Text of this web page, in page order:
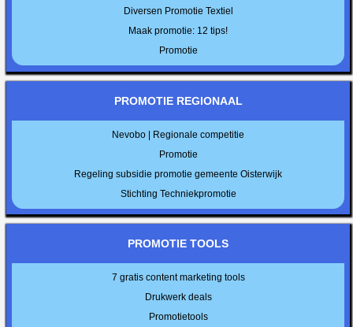
Diversen Promotie Textiel
Maak promotie: 12 tips!
Promotie
PROMOTIE REGIONAAL
Nevobo | Regionale competitie
Promotie
Regeling subsidie promotie gemeente Oisterwijk
Stichting Techniekpromotie
PROMOTIE TOOLS
7 gratis content marketing tools
Drukwerk deals
Promotietools